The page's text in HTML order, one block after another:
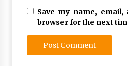
Save my name,
browser for the next